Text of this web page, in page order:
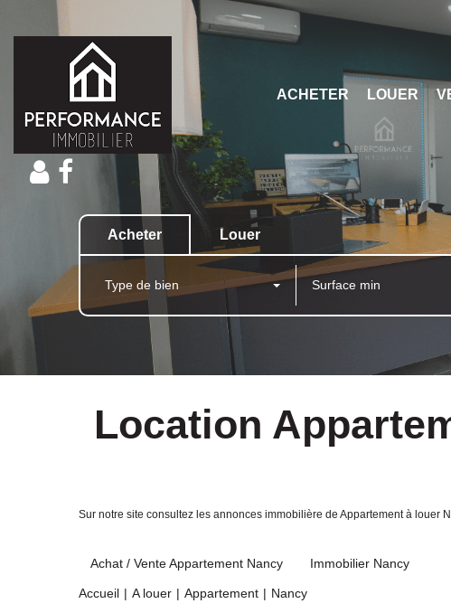
ACHETER LOUER
Acheter Louer
Type de bien
Location
Sur notre site consultez les annonces immobilière de Appartement à louer
Achat / Vente Appartement Nancy Immobilier Nancy
Accueil A louer Appartement Nancy